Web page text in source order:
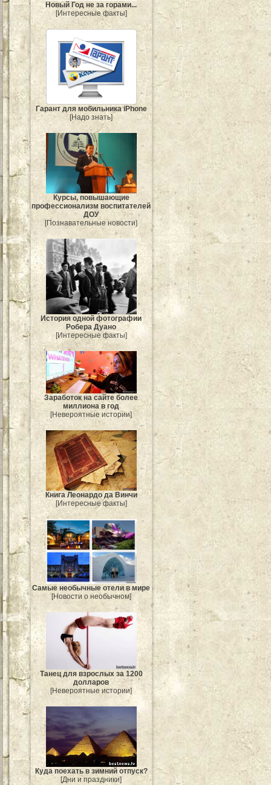
Новый Год не за горами...
[Интересные факты]
Гарант для мобильника iPhone
[Надо знать]
Курсы, повышающие
профессионализм воспитателей
ДОУ
[Познавательные новости]
История одной фотографии
Робера Дуано
[Интересные факты]
Заработок на сайте более
миллиона в год
[Невероятные истории]
Книга Леонардо да Винчи
[Интересные факты]
Самые необычные отели в мире
[Новости о необычном]
Танец для взрослых за 1200
долларов
[Невероятные истории]
Куда поехать в зимний отпуск?
[Дни и праздники]